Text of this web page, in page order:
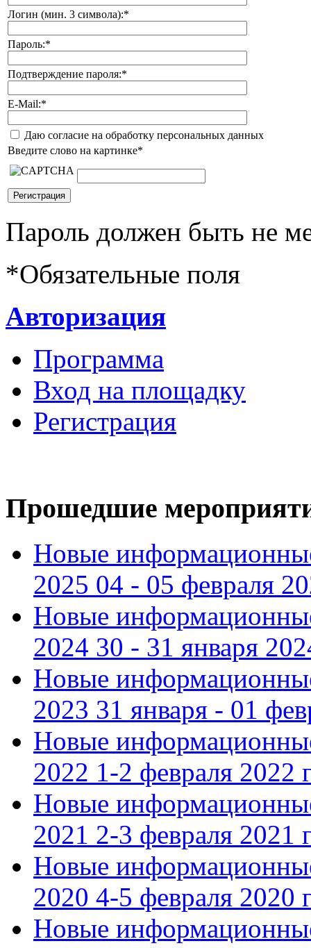
Логин (мин. 3 символа):*
Пароль:*
Подтверждение пароля:*
E-Mail:*
Даю согласие на обработку персональных данных
Введите слово на картинке*
Пароль должен быть не
*Обязательные поля
Авторизация
Программа
Вход на площадку
Регистрация
Прошедшие
Новые
2025 04 - 05 февраля
Новые
2024 30 - 31 января
Новые
2023 31 января - 01
Новые
2022 1-2 февраля 2022
Новые
2021 2-3 февраля 2021
Новые
2020 4-5 февраля 2020
Новые